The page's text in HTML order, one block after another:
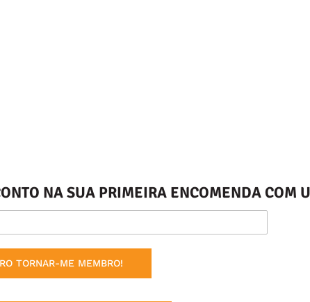
NA SUA PRIMEIRA ENCOMENDA COM
TORNAR-ME MEMBRO!